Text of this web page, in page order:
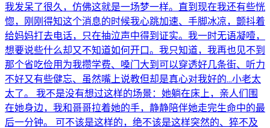
我发呆了很久，仿佛这就是一场梦一样。直到现在我还有些恍
惚，刚刚得知这个消息的时候我心跳加速、手脚冰凉，颤抖着
给妈妈打去电话，只在抽泣声中得到证实。我一时无语凝噎，
想要说些什么却又不知道如何开口。我只知道，我再也见不到
那个省吃俭用为我攒学费、嗓门大到可以穿透好几条街、听力
不好又有些健忘、虽然嘴上说教但却是真心对我好的…小老太
太了。 我不是没有想过这样的场景：她躺在床上，亲人们围
在她身边，我和哥哥拉着她的手，静静陪伴她走完生命中的最
后一分钟。 可不该是这样的，绝不该是这样突然的、猝不及